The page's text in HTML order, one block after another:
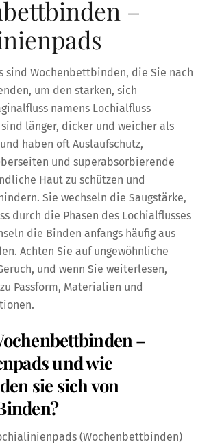
–
sind Wochenbettbinden, die Sie nach
um den starken, sich
namens Lochialfluss
länger, dicker und weicher als
haben oft Auslaufschutz,
und superabsorbierende
Haut zu schützen und
Sie wechseln die Saugstärke,
durch die Phasen des Lochialflusses
die Binden anfangs häufig aus
Achten Sie auf ungewöhnliche
und wenn Sie weiterlesen,
Passform, Materialien und
–
und wie
sie sich von
(Wochenbettbinden)